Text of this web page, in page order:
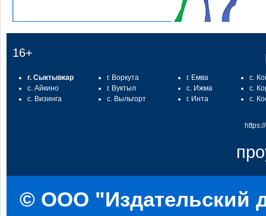
16+
г. Сыктывкар
с. Айкино
с. Визинга
г. Воркута
г. Вуктыл
с. Выльгорт
г. Емва
с. Ижма
г. Инта
с.
с.
с.
© ООО "Издательский